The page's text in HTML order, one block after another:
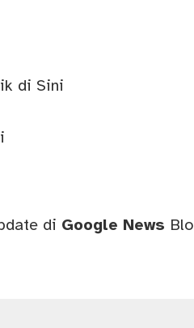
di Sini
di Google News